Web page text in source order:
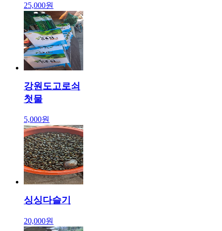
25,000원
강원도고로쇠
첫물
5,000원
싱싱다슬기
20,000원